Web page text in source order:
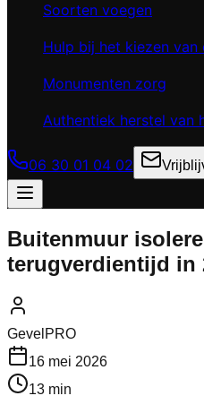
Soorten voegen
Hulp bij het kiezen van
Monumenten zorg
Authentiek herstel van
06 30 01 04 02
Buitenmuur
terugverdientijd in
GevelPRO
16 mei 2026
13 min